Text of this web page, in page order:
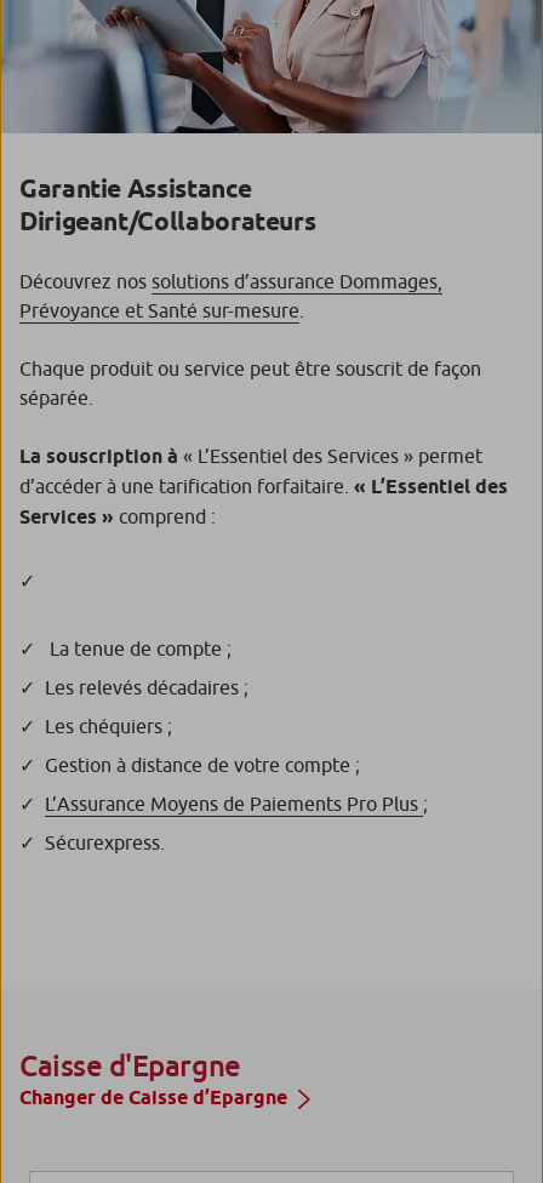
Garantie Assistance
Dirigeant/Collaborateurs
Découvrez nos solutions d’assurance Dommages,
Prévoyance et Santé sur-mesure
Chaque produit ou service peut être souscrit de façon
séparée.
La souscription à « L’Essentiel des Services » permet
d’accéder à une tarification forfaitaire. « L’Essentiel des
Services » comprend :
La tenue de compte ;
Les relevés décadaires ;
Les chéquiers ;
Gestion à distance de votre compte ;
L’Assurance Moyens de Paiements Pro Plus ;
Sécurexpress.
Caisse d'Epargne
Changer de Caisse d’Epargne